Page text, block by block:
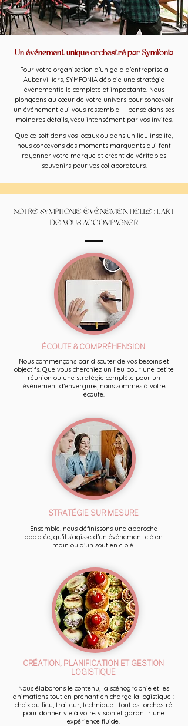
Un événement unique orchestré par Symfonia
Pour votre organisation d’un gala d’entreprise à
Aubervilliers, SYMFONIA déploie une stratégie
événementielle complète et impactante. Nous
plongeons au cœur de votre univers pour concevoir
un événement qui vous ressemble — pensé dans ses
moindres détails, vécu intensément par vos invités.
Que ce soit dans vos locaux ou dans un lieu insolite,
nous concevons des moments marquants qui font
rayonner votre marque et créent de véritables
souvenirs pour vos collaborateurs.
NOTRE SYMPHONIE ÉVÉNEMENTIELLE : L'ART
DE VOUS ACCOMPAGNER
ÉCOUTE & COMPRÉHENSION
Nous commençons par discuter de vos besoins et
objectifs. Que vous cherchiez un lieu pour une petite
réunion ou une stratégie complète pour un
évènement d’envergure, nous sommes à votre
écoute.
STRATÉGIE SUR MESURE
Ensemble, nous définissons une approche
adaptée, qu’il s’agisse d’un événement clé en
main ou d’un soutien ciblé.
CRÉATION, PLANIFICATION ET GESTION
LOGISTIQUE
Nous élaborons le contenu, la scénographie et les
animations tout en prenant en charge la logistique :
choix du lieu, traiteur, technique... tout est orchestré
pour donner vie à votre vision et garantir une
expérience fluide.